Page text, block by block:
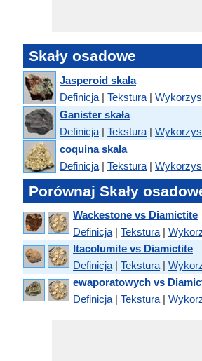
Skały osadowe
Jasperoid skała
Definicja | Tekstura |
Ganister skała
Definicja | Tekstura |
coquina skała
Definicja | Tekstura |
Porównaj Skały
Wackestone vs Diamictite
Definicja | Tekstura |
Itacolumite vs Diamictite
Definicja | Tekstura |
ewaporatowych vs
Definicja | Tekstura |